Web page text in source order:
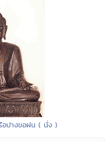
อปางขอฝน ( นั่ง )